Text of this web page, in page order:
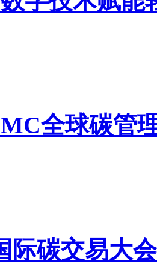
全球碳管
际碳交易大